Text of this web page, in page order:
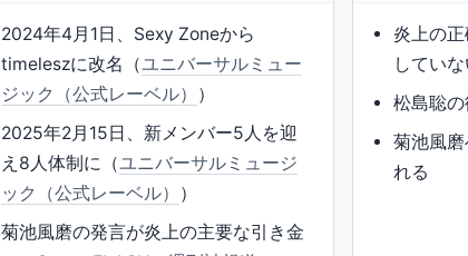
2024年4月1日、Sexy Zoneから
timeleszに改名（ユニバーサルミュー
ジック（公式レーベル） ）
2025年2月15日、新メンバー5人を迎
え8人体制に（ユニバーサルミュージ
ック（公式レーベル） ）
菊池風磨の発言が炎上の主要な引き金
炎上の
していな
松島聡
菊池風
れる